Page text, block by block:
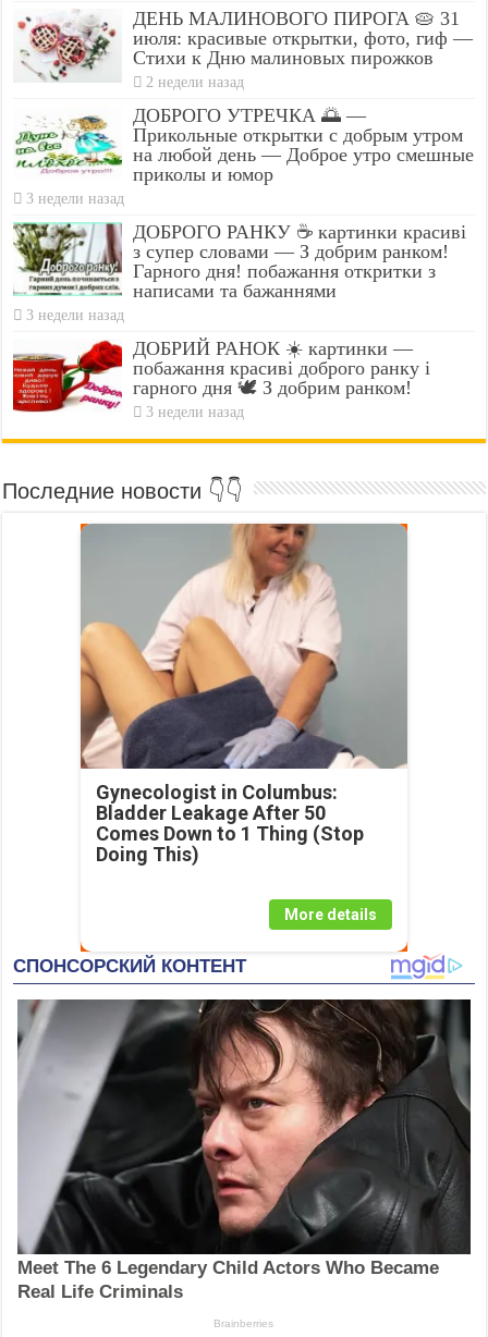
ДЕНЬ МАЛИНОВОГО ПИРОГА 🥧 31
июля: красивые открытки, фото, гиф —
Стихи к Дню малиновых пирожков
2 недели назад
ДОБРОГО УТРЕЧКА 🌅 —
Прикольные открытки с добрым утром
на любой день — Доброе утро смешные
приколы и юмор
3 недели назад
ДОБРОГО РАНКУ ☕ картинки красиві
з супер словами — З добрим ранком!
Гарного дня! побажання откритки з
написами та бажаннями
3 недели назад
ДОБРИЙ РАНОК ☀️ картинки —
побажання красиві доброго ранку і
гарного дня 🕊️ З добрим ранком!
3 недели назад
Последние новости 👇👇
Gynecologist in Columbus:
Bladder Leakage After 50
Comes Down to 1 Thing (Stop
Doing This)
More details